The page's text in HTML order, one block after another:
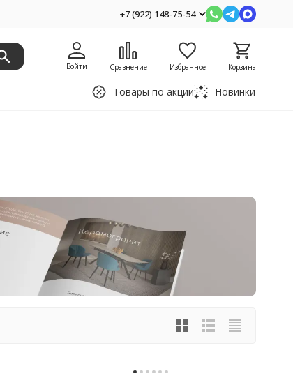
+7 (922) 148-75-54
Войти Сравнение Избранное Корзина
Товары по акции Новинки